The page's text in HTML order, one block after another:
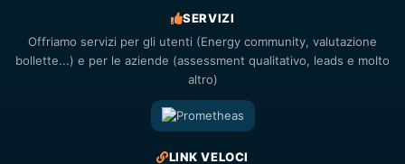
SERVIZI
Offriamo servizi per gli utenti (Energy community, valutazione
bollette...) e per le aziende (assessment qualitativo, leads e molto
altro)
LINK VELOCI